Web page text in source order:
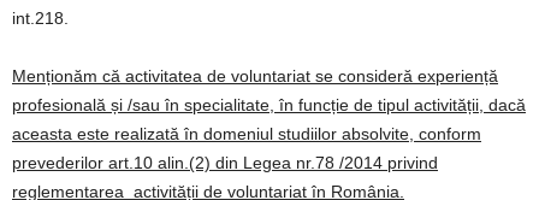
int.218.
Menționăm că activitatea de voluntariat se consideră experiență
profesională și /sau în specialitate, în funcție de tipul activității, dacă
aceasta este realizată în domeniul studiilor absolvite, conform
prevederilor art.10 alin.(2) din Legea nr.78 /2014 privind
reglementarea activității de voluntariat în România.